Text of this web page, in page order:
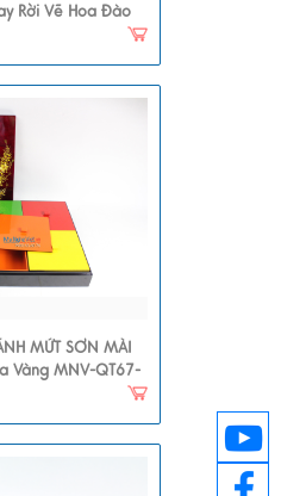
Rời Vẽ Hoa Đào
MỨT SƠN MÀI
Vàng MNV-QT67-